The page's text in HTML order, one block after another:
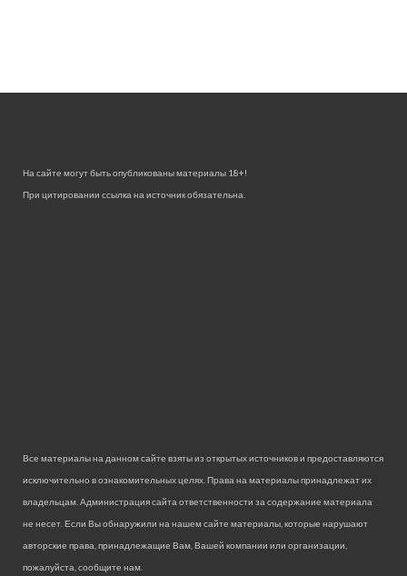
На сайте могут быть опубликованы материалы 18+!
При цитировании ссылка на источник обязательна.
Все материалы на данном сайте взяты из открытых источников и предоставляются
исключительно в ознакомительных целях. Права на материалы принадлежат их
владельцам. Администрация сайта ответственности за содержание материала
не несет. Если Вы обнаружили на нашем сайте материалы, которые нарушают
авторские права, принадлежащие Вам, Вашей компании или организации,
пожалуйста, сообщите нам.